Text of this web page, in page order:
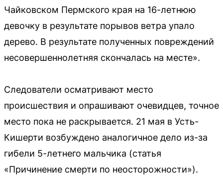
Чайковском Пермского края на 16-летнюю
девочку в результате порывов ветра упало
дерево. В результате полученных повреждений
несовершеннолетняя скончалась на месте».
Следователи осматривают место
происшествия и опрашивают очевидцев, точное
место пока не раскрывается. 21 мая в Усть-
Кишерти возбуждено аналогичное дело из-за
гибели 5-летнего мальчика (статья
«Причинение смерти по неосторожности»).